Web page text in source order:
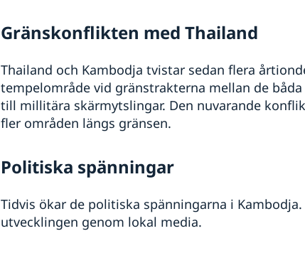
Gränskonflikten med Thailand
Thailand och Kambodja tvistar sedan flera
tempelområde vid gränstrakterna mellan de
till millitära skärmytslingar. Den nuvarande
fler områden längs gränsen.
Politiska spänningar
Tidvis ökar de politiska spänningarna i
utvecklingen genom lokal media.